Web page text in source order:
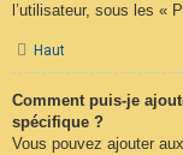
l’utilisateur, sous les «
Haut
Comment puis-je
spécifique ?
Vous pouvez ajouter